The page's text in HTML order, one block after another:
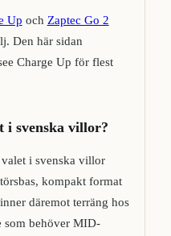
Up och Zaptec Go 2
Den här sidan
Charge Up för flest
i svenska villor?
valet i svenska villor
kompakt format
däremot terräng hos
som behöver MID-